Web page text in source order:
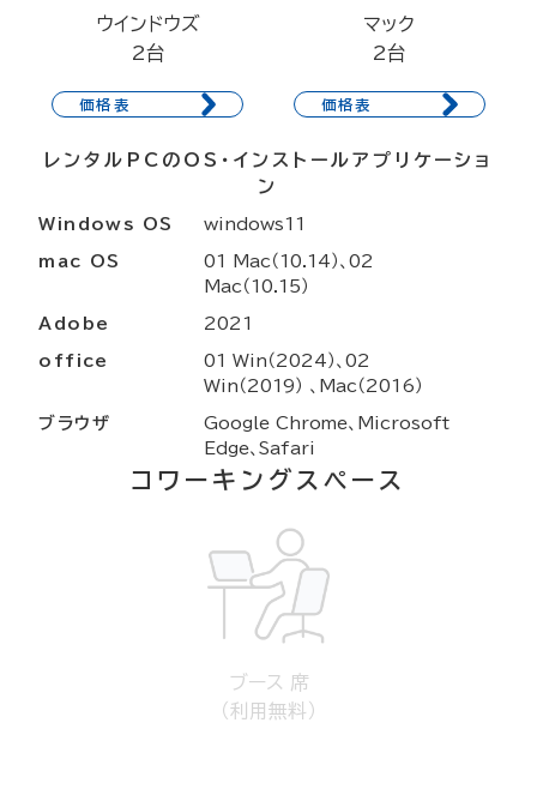
ウインドウズ
2台
価格表
マック
2台
価格表
レンタルPCのOS・インストールアプリケーショ
ン
Windows OS windows11
mac OS
01 Mac（10.14）、02
Mac（10.15）
Adobe 2021
office
01 Win（2024）、02
Win（2019） 、Mac（2016）
ブラウザ
Google Chrome、Microsoft
Edge、Safari
コワーキングスペース
ブース 席
（利用無料）